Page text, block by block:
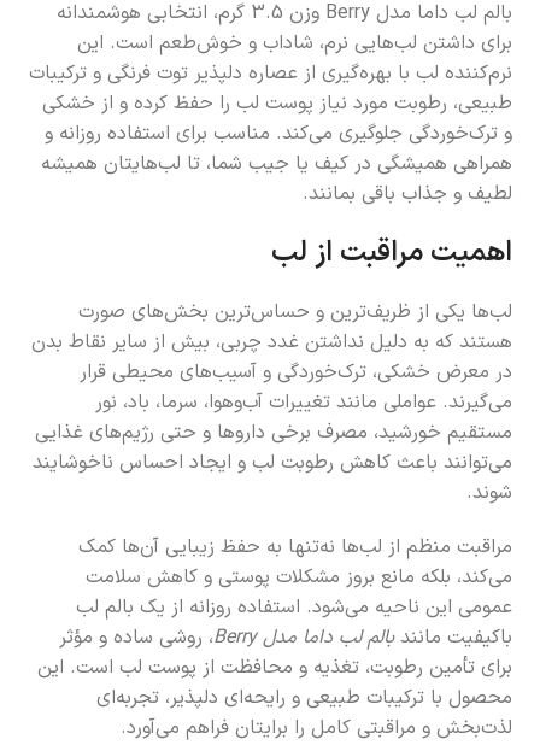
بالم لب داما مدل Berry وزن 3.5 گرم، انتخابی هوشمندانه
برای داشتن لب‌هایی نرم، شاداب و خوش‌طعم است. این
نرم‌کننده لب با بهره‌گیری از عصاره دلپذیر توت فرنگی و ترکیبات
طبیعی، رطوبت مورد نیاز پوست لب را حفظ کرده و از خشکی
و ترک‌خوردگی جلوگیری می‌کند. مناسب برای استفاده روزانه و
همراهی همیشگی در کیف یا جیب شما، تا لب‌هایتان همیشه
لطیف و جذاب باقی بمانند.
اهمیت مراقبت از لب
لب‌ها یکی از ظریف‌ترین و حساس‌ترین بخش‌های صورت
هستند که به دلیل نداشتن غدد چربی، بیش از سایر نقاط بدن
در معرض خشکی، ترک‌خوردگی و آسیب‌های محیطی قرار
می‌گیرند. عواملی مانند تغییرات آب‌و‌هوا، سرما، باد، نور
مستقیم خورشید، مصرف برخی داروها و حتی رژیم‌های غذایی
می‌توانند باعث کاهش رطوبت لب و ایجاد احساس ناخوشایند
شوند.
مراقبت منظم از لب‌ها نه‌تنها به حفظ زیبایی آن‌ها کمک
می‌کند، بلکه مانع بروز مشکلات پوستی و کاهش سلامت
عمومی این ناحیه می‌شود. استفاده روزانه از یک بالم لب
باکیفیت مانندبالم لب داما مدل Berry
، روشی ساده و مؤثر
برای تأمین رطوبت، تغذیه و محافظت از پوست لب است. این
محصول با ترکیبات طبیعی و رایحه‌ای دلپذیر، تجربه‌ای
لذت‌بخش و مراقبتی کامل را برایتان فراهم می‌آورد.